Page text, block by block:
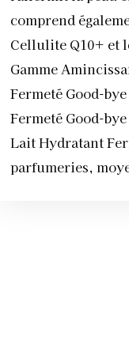
comprend
Cellulite Q10+ et
Gamme
Fermeté Good-
Fermeté Good-
Lait Hydratant
parfumeries,